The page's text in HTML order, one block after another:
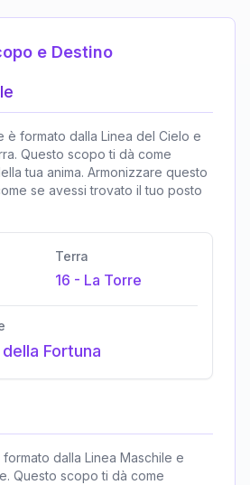
e Destino
è formato dalla Linea del Cielo e
Questo scopo ti dà come
tua anima. Armonizzare questo
se avessi trovato il tuo posto
Terra
16 - La Torre
Fortuna
dalla Linea Maschile e
Questo scopo ti dà come